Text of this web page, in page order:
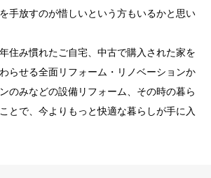
手放すのが惜しいという方もいるかと思い
住み慣れたご自宅、中古で購入された家を
らせる全面リフォーム・リノベーションか
のみなどの設備リフォーム、その時の暮ら
とで、今よりもっと快適な暮らしが手に入